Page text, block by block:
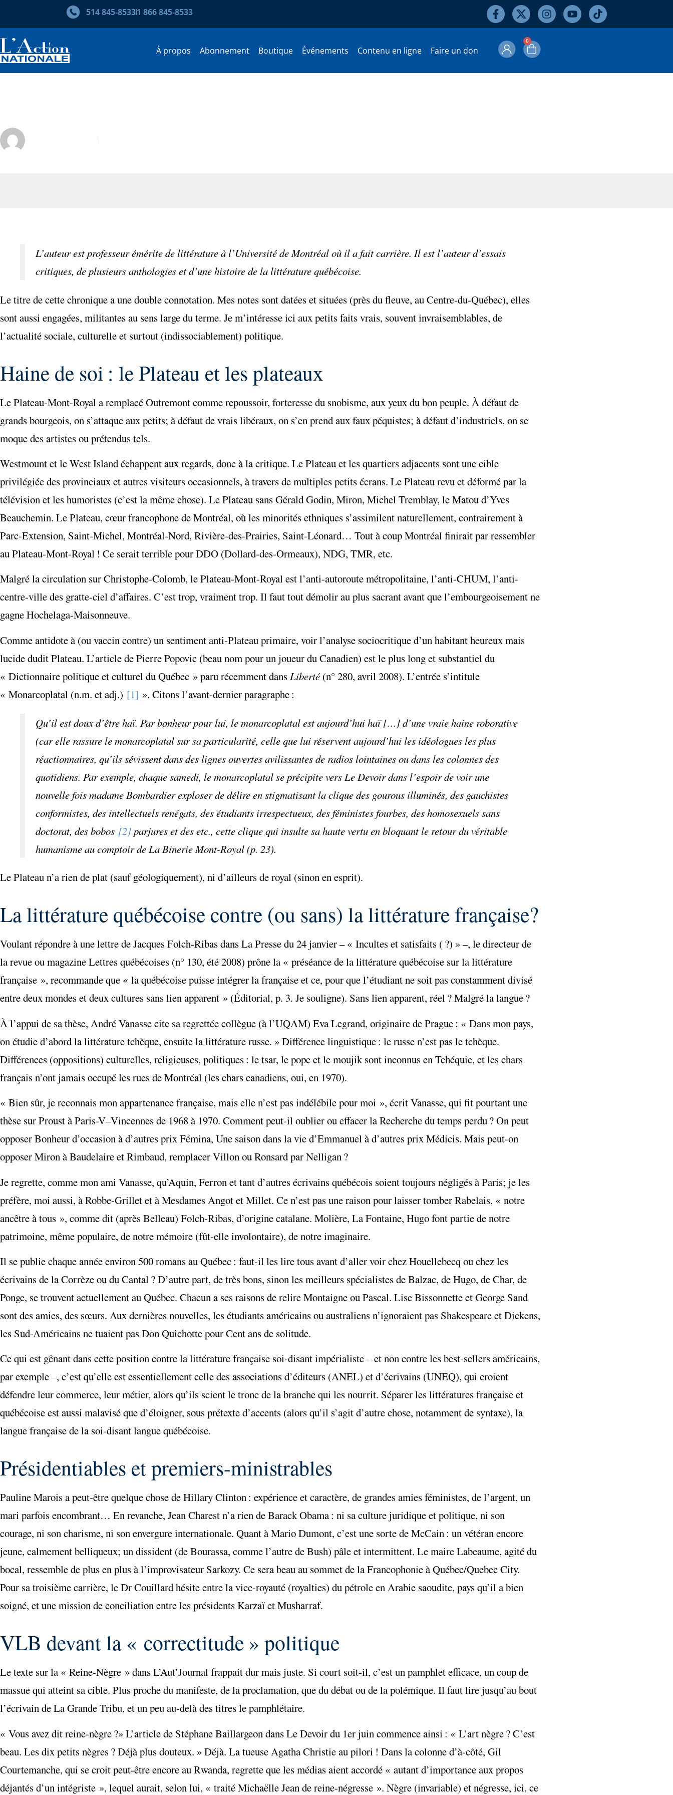
514 845‑85331 866 845‑8533
À propos Abonnement Boutique Événements Contenu en ligne Faire un don
0
L’auteur est professeur émérite de littérature à l’Université de Montréal où il a fait carrière. Il est l’auteur d’essais
critiques, de plusieurs anthologies et d’une histoire de la littérature québécoise.
Le titre de cette chronique a une double connotation. Mes notes sont datées et situées (près du fleuve, au Centre-du-Québec), elles
sont aussi engagées, militantes au sens large du terme. Je m’intéresse ici aux petits faits vrais, souvent invraisemblables, de
l’actualité sociale, culturelle et surtout (indissociablement) politique.
Haine de soi : le Plateau et les plateaux
Le Plateau-Mont-Royal a remplacé Outremont comme repoussoir, forteresse du snobisme, aux yeux du bon peuple. À défaut de
grands bourgeois, on s’attaque aux petits; à défaut de vrais libéraux, on s’en prend aux faux péquistes; à défaut d’industriels, on se
moque des artistes ou prétendus tels.
Westmount et le West Island échappent aux regards, donc à la critique. Le Plateau et les quartiers adjacents sont une cible
privilégiée des provinciaux et autres visiteurs occasionnels, à travers de multiples petits écrans. Le Plateau revu et déformé par la
télévision et les humoristes (c’est la même chose). Le Plateau sans Gérald Godin, Miron, Michel Tremblay, le Matou d’Yves
Beauchemin. Le Plateau, cœur francophone de Montréal, où les minorités ethniques s’assimilent naturellement, contrairement à
Parc-Extension, Saint-Michel, Montréal-Nord, Rivière-des-Prairies, Saint-Léonard… Tout à coup Montréal finirait par ressembler
au Plateau-Mont-Royal ! Ce serait terrible pour DDO (Dollard-des-Ormeaux), NDG, TMR, etc.
Malgré la circulation sur Christophe-Colomb, le Plateau-Mont-Royal est l’anti-autoroute métropolitaine, l’anti-CHUM, l’anti-
centre-ville des gratte-ciel d’affaires. C’est trop, vraiment trop. Il faut tout démolir au plus sacrant avant que l’embourgeoisement ne
gagne Hochelaga-Maisonneuve.
Comme antidote à (ou vaccin contre) un sentiment anti-Plateau primaire, voir l’analyse sociocritique d’un habitant heureux mais
lucide dudit Plateau. L’article de Pierre Popovic (beau nom pour un joueur du Canadien) est le plus long et substantiel du
« Dictionnaire politique et culturel du Québec » paru récemment dansLiberté (n° 280, avril 2008). L’entrée s’intitule
« Monarcoplatal (n.m. et adj.) [1] ». Citons l’avant-dernier paragraphe :
Qu’il est doux d’être haï. Par bonheur pour lui, le monarcoplatal est aujourd’hui haï […] d’une vraie haine roborative
(car elle rassure le monarcoplatal sur sa particularité, celle que lui réservent aujourd’hui les idéologues les plus
réactionnaires, qu’ils sévissent dans des lignes ouvertes avilissantes de radios lointaines ou dans les colonnes des
quotidiens. Par exemple, chaque samedi, le monarcoplatal se précipite vers Le Devoir dans l’espoir de voir une
nouvelle fois madame Bombardier exploser de délire en stigmatisant la clique des gourous illuminés, des gauchistes
conformistes, des intellectuels renégats, des étudiants irrespectueux, des féministes fourbes, des homosexuels sans
doctorat, des bobos [2]parjures et des etc., cette clique qui insulte sa haute vertu en bloquant le retour du véritable
humanisme au comptoir de La Binerie Mont-Royal (p. 23).
Le Plateau n’a rien de plat (sauf géologiquement), ni d’ailleurs de royal (sinon en esprit).
La littérature québécoise contre (ou sans) la littérature française?
Voulant répondre à une lettre de Jacques Folch-Ribas dans La Presse du 24 janvier – « Incultes et satisfaits ( ?) » –, le directeur de
la revue ou magazine Lettres québécoises (n° 130, été 2008) prône la « préséance de la littérature québécoise sur la littérature
française », recommande que « la québécoise puisse intégrer la française et ce, pour que l’étudiant ne soit pas constamment divisé
entre deux mondes et deux cultures sans lien apparent » (Éditorial, p. 3. Je souligne). Sans lien apparent, réel ? Malgré la langue ?
À l’appui de sa thèse, André Vanasse cite sa regrettée collègue (à l’UQAM) Eva Legrand, originaire de Prague : « Dans mon pays,
on étudie d’abord la littérature tchèque, ensuite la littérature russe. » Différence linguistique : le russe n’est pas le tchèque.
Différences (oppositions) culturelles, religieuses, politiques : le tsar, le pope et le moujik sont inconnus en Tchéquie, et les chars
français n’ont jamais occupé les rues de Montréal (les chars canadiens, oui, en 1970).
« Bien sûr, je reconnais mon appartenance française, mais elle n’est pas indélébile pour moi », écrit Vanasse, qui fit pourtant une
thèse sur Proust à Paris-V–Vincennes de 1968 à 1970. Comment peut-il oublier ou effacer la Recherche du temps perdu ? On peut
opposer Bonheur d’occasion à d’autres prix Fémina, Une saison dans la vie d’Emmanuel à d’autres prix Médicis. Mais peut-on
opposer Miron à Baudelaire et Rimbaud, remplacer Villon ou Ronsard par Nelligan ?
Je regrette, comme mon ami Vanasse, qu’Aquin, Ferron et tant d’autres écrivains québécois soient toujours négligés à Paris; je les
préfère, moi aussi, à Robbe-Grillet et à Mesdames Angot et Millet. Ce n’est pas une raison pour laisser tomber Rabelais, « notre
ancêtre à tous », comme dit (après Belleau) Folch-Ribas, d’origine catalane. Molière, La Fontaine, Hugo font partie de notre
patrimoine, même populaire, de notre mémoire (fût-elle involontaire), de notre imaginaire.
Il se publie chaque année environ 500 romans au Québec : faut-il les lire tous avant d’aller voir chez Houellebecq ou chez les
écrivains de la Corrèze ou du Cantal ? D’autre part, de très bons, sinon les meilleurs spécialistes de Balzac, de Hugo, de Char, de
Ponge, se trouvent actuellement au Québec. Chacun a ses raisons de relire Montaigne ou Pascal. Lise Bissonnette et George Sand
sont des amies, des sœurs. Aux dernières nouvelles, les étudiants américains ou australiens n’ignoraient pas Shakespeare et Dickens,
les Sud-Américains ne tuaient pas Don Quichotte pour Cent ans de solitude.
Ce qui est gênant dans cette position contre la littérature française soi-disant impérialiste – et non contre les best-sellers américains,
par exemple –, c’est qu’elle est essentiellement celle des associations d’éditeurs (ANEL) et d’écrivains (UNEQ), qui croient
défendre leur commerce, leur métier, alors qu’ils scient le tronc de la branche qui les nourrit. Séparer les littératures française et
québécoise est aussi malavisé que d’éloigner, sous prétexte d’accents (alors qu’il s’agit d’autre chose, notamment de syntaxe), la
langue française de la soi-disant langue québécoise.
Présidentiables et premiers-ministrables
Pauline Marois a peut-être quelque chose de Hillary Clinton : expérience et caractère, de grandes amies féministes, de l’argent, un
mari parfois encombrant… En revanche, Jean Charest n’a rien de Barack Obama : ni sa culture juridique et politique, ni son
courage, ni son charisme, ni son envergure internationale. Quant à Mario Dumont, c’est une sorte de McCain : un vétéran encore
jeune, calmement belliqueux; un dissident (de Bourassa, comme l’autre de Bush) pâle et intermittent. Le maire Labeaume, agité du
bocal, ressemble de plus en plus à l’improvisateur Sarkozy. Ce sera beau au sommet de la Francophonie à Québec/Quebec City.
Pour sa troisième carrière, le Dr Couillard hésite entre la vice-royauté (royalties) du pétrole en Arabie saoudite, pays qu’il a bien
soigné, et une mission de conciliation entre les présidents Karzaï et Musharraf.
VLB devant la « correctitude » politique
Le texte sur la « Reine-Nègre » dans L’Aut’Journal frappait dur mais juste. Si court soit-il, c’est un pamphlet efficace, un coup de
massue qui atteint sa cible. Plus proche du manifeste, de la proclamation, que du débat ou de la polémique. Il faut lire jusqu’au bout
l’écrivain de La Grande Tribu, et un peu au-delà des titres le pamphlétaire.
« Vous avez dit reine-nègre ?» L’article de Stéphane Baillargeon dans Le Devoir du 1er juin commence ainsi : « L’art nègre ? C’est
beau. Les dix petits nègres ? Déjà plus douteux. » Déjà. La tueuse Agatha Christie au pilori ! Dans la colonne d’à-côté, Gil
Courtemanche, qui se croit peut-être encore au Rwanda, regrette que les médias aient accordé « autant d’importance aux propos
déjantés d’un intégriste », lequel aurait, selon lui, « traité Michaëlle Jean de reine-négresse ». Nègre (invariable) et négresse, ici, ce